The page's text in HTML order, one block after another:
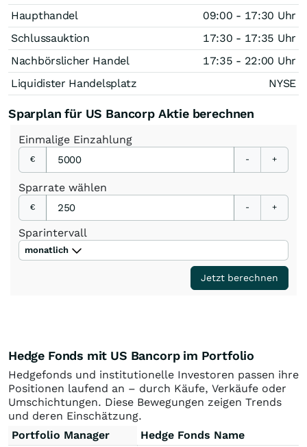
Haupthandel
09:00 - 17:30 Uhr
Schlussauktion
17:30 - 17:35 Uhr
Nachbörslicher Handel
17:35 - 22:00 Uhr
Liquidister Handelsplatz
NYSE
Sparplan für US Bancorp Aktie berechnen
Einmalige Einzahlung
€ - +
Sparrate wählen
€ - +
Sparintervall
monatlich
Jetzt berechnen
Hedge Fonds mit US Bancorp im Portfolio
Hedgefonds und institutionelle Investoren passen ihre
Positionen laufend an – durch Käufe, Verkäufe oder
Umschichtungen. Diese Bewegungen zeigen Trends
und deren Einschätzung.
Portfolio Manager
Hedge Fonds Name